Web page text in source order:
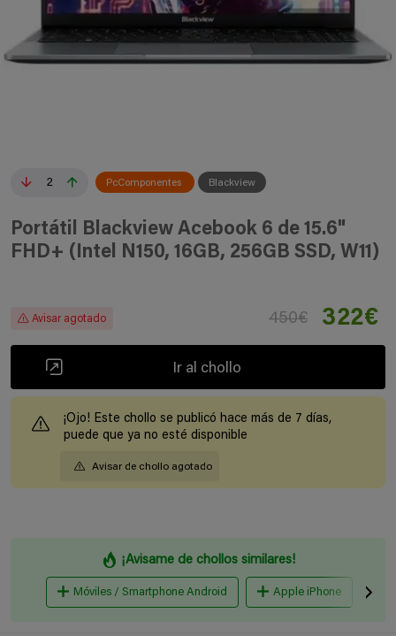
2 PcComponentes Blackview
Portátil Blackview Acebook 6 de 15.6"
FHD+ (Intel N150, 16GB, 256GB SSD, W11)
Avisar agotado 450€ 322€
Ir al chollo
¡Ojo! Este chollo se publicó hace más de 7 días,
puede que ya no esté disponible
Avisar de chollo agotado
¡Avisame de chollos similares!
Móviles / Smartphone Android Apple iPhone